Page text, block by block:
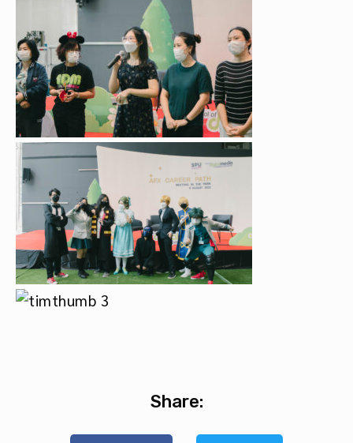
Share: